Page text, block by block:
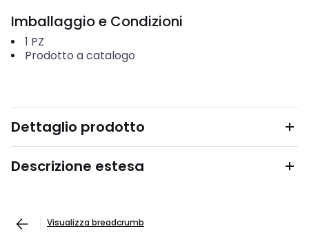
Imballaggio e Condizioni
1 PZ
Prodotto a catalogo
Dettaglio prodotto
Descrizione estesa
Visualizza breadcrumb